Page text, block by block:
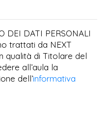
DEI DATI PERSONALI
trattati da NEXT
qualità di Titolare del
all’aula la
dell’informativa